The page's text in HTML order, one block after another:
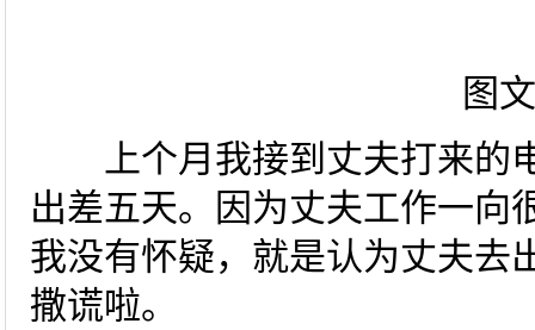
图
上个月我接到丈夫打来的
出差五天。因为丈夫工作一向
我没有怀疑，就是认为丈夫去
撒谎啦。